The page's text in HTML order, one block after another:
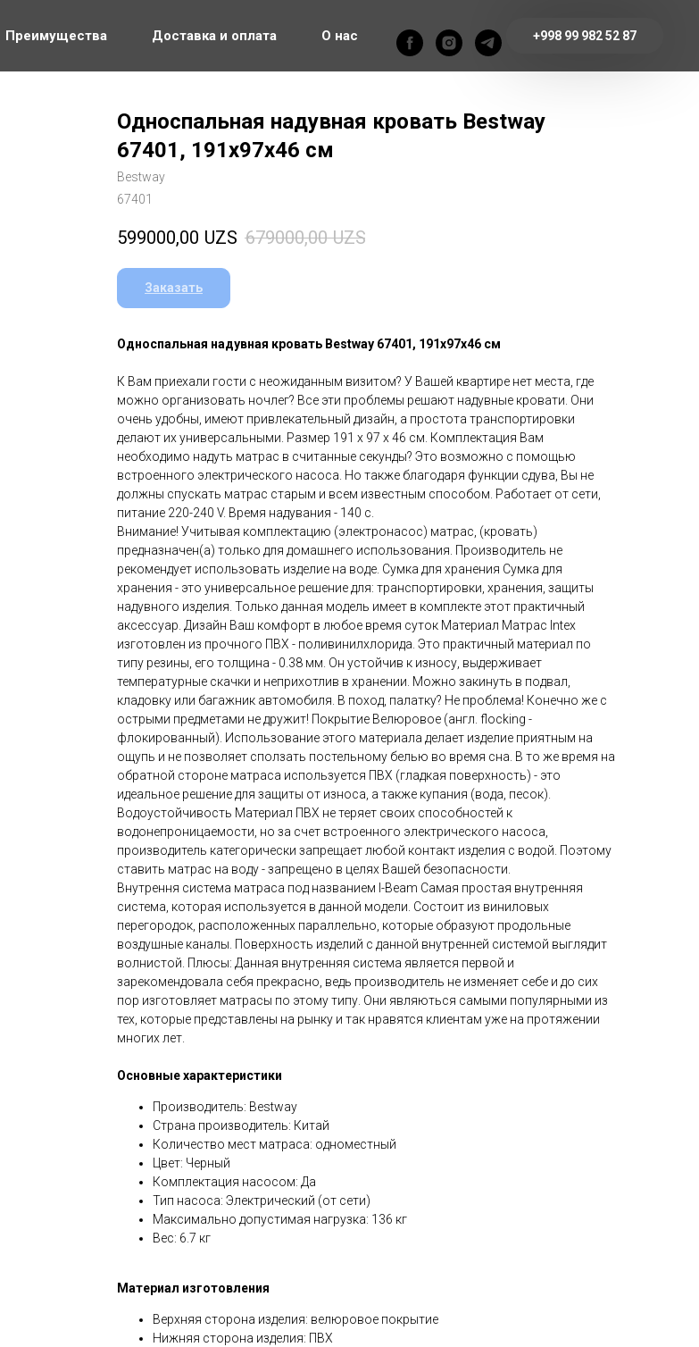
Преимущества Доставка и оплата О нас +998 99 982 52 87
Односпальная надувная кровать Bestway
67401, 191х97х46 см
Bestway
67401
599000,00 UZS 679000,00 UZS
Заказать
Односпальная надувная кровать Bestway 67401, 191х97х46 см
К Вам приехали гости с неожиданным визитом? У Вашей квартире нет места, где
можно организовать ночлег? Все эти проблемы решают надувные кровати. Они
очень удобны, имеют привлекательный дизайн, а простота транспортировки
делают их универсальными. Размер 191 х 97 х 46 см. Комплектация Вам
необходимо надуть матрас в считанные секунды? Это возможно с помощью
встроенного электрического насоса. Но также благодаря функции сдува, Вы не
должны спускать матрас старым и всем известным способом. Работает от сети,
питание 220-240 V. Время надувания - 140 с.
Внимание! Учитывая комплектацию (электронасос) матрас, (кровать)
предназначен(а) только для домашнего использования. Производитель не
рекомендует использовать изделие на воде. Сумка для хранения Сумка для
хранения - это универсальное решение для: транспортировки, хранения, защиты
надувного изделия. Только данная модель имеет в комплекте этот практичный
аксессуар. Дизайн Ваш комфорт в любое время суток Материал Матрас Intex
изготовлен из прочного ПВХ - поливинилхлорида. Это практичный материал по
типу резины, его толщина - 0.38 мм. Он устойчив к износу, выдерживает
температурные скачки и неприхотлив в хранении. Можно закинуть в подвал,
кладовку или багажник автомобиля. В поход, палатку? Не проблема! Конечно же с
острыми предметами не дружит! Покрытие Велюровое (англ. flocking -
флокированный). Использование этого материала делает изделие приятным на
ощупь и не позволяет сползать постельному белью во время сна. В то же время на
обратной стороне матраса используется ПВХ (гладкая поверхность) - это
идеальное решение для защиты от износа, а также купания (вода, песок).
Водоустойчивость Материал ПВХ не теряет своих способностей к
водонепроницаемости, но за счет встроенного электрического насоса,
производитель категорически запрещает любой контакт изделия с водой. Поэтому
ставить матрас на воду - запрещено в целях Вашей безопасности.
Внутрення система матраса под названием I-Beam Самая простая внутренняя
система, которая используется в данной модели. Состоит из виниловых
перегородок, расположенных параллельно, которые образуют продольные
воздушные каналы. Поверхность изделий с данной внутренней системой выглядит
волнистой. Плюсы: Данная внутренняя система является первой и
зарекомендовала себя прекрасно, ведь производитель не изменяет себе и до сих
пор изготовляет матрасы по этому типу. Они являються самыми популярными из
тех, которые представлены на рынку и так нравятся клиентам уже на протяжении
многих лет.
Основные характеристики
Производитель: Bestway
Страна производитель: Китай
Количество мест матраса: одноместный
Цвет: Черный
Комплектация насосом: Да
Тип насоса: Электрический (от сети)
Максимально допустимая нагрузка: 136 кг
Вес: 6.7 кг
Материал изготовления
Верхняя сторона изделия: велюровое покрытие
Нижняя сторона изделия: ПВХ